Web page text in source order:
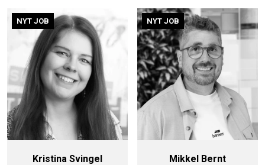
NYT JOB
Kristina Svingel
NYT JOB
Mikkel Bernt